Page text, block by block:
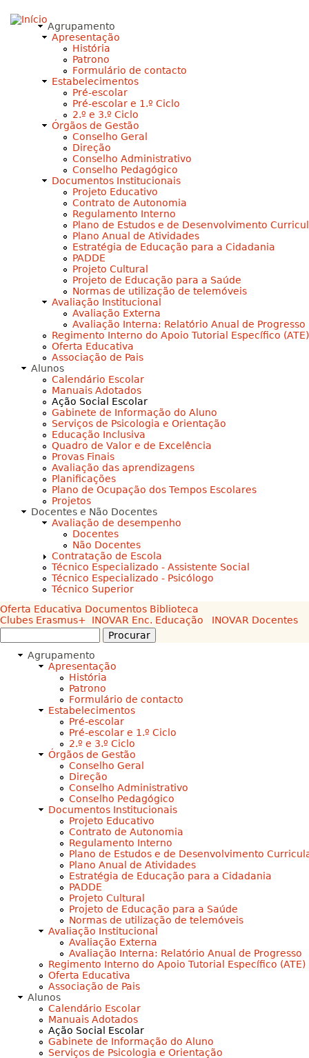
Agrupamento
Apresentação
História
Patrono
Formulário de contacto
Estabelecimentos
Pré-escolar
Pré-escolar e 1.º Ciclo
2.º e 3.º Ciclo
Órgãos de Gestão
Conselho Geral
Direção
Conselho Administrativo
Conselho Pedagógico
Documentos Institucionais
Projeto Educativo
Contrato de Autonomia
Regulamento Interno
Plano de Estudos e de Desenvolvimento
Plano Anual de Atividades
Estratégia de Educação para a Cidadania
PADDE
Projeto Cultural
Projeto de Educação para a Saúde
Normas de utilização de telemóveis
Avaliação Institucional
Avaliação Externa
Avaliação Interna: Relatório Anual de Progresso
Regimento Interno do Apoio Tutorial Específico (ATE)
Oferta Educativa
Associação de Pais
Alunos
Calendário Escolar
Manuais Adotados
Ação Social Escolar
Gabinete de Informação do Aluno
Serviços de Psicologia e Orientação
Educação Inclusiva
Quadro de Valor e de Excelência
Provas Finais
Avaliação das aprendizagens
Planificações
Plano de Ocupação dos Tempos Escolares
Projetos
Docentes e Não Docentes
Avaliação de desempenho
Docentes
Não Docentes
Contratação de Escola
Técnico Especializado - Assistente Social
Técnico Especializado - Psicólogo
Técnico Superior
Oferta Educativa Documentos Biblioteca
Clubes Erasmus+ INOVAR Enc. Educação INOVAR Docentes
Formulário
Agrupamento
Apresentação
História
Patrono
Formulário de contacto
Estabelecimentos
Pré-escolar
Pré-escolar e 1.º Ciclo
2.º e 3.º Ciclo
Órgãos de Gestão
Conselho Geral
Direção
Conselho Administrativo
Conselho Pedagógico
Documentos Institucionais
Projeto Educativo
Contrato de Autonomia
Regulamento Interno
Plano de Estudos e de Desenvolvimento
Plano Anual de Atividades
Estratégia de Educação para a Cidadania
PADDE
Projeto Cultural
Projeto de Educação para a Saúde
Normas de utilização de telemóveis
Avaliação Institucional
Avaliação Externa
Avaliação Interna: Relatório Anual de Progresso
Regimento Interno do Apoio Tutorial Específico (ATE)
Oferta Educativa
Associação de Pais
Alunos
Calendário Escolar
Manuais Adotados
Ação Social Escolar
Gabinete de Informação do Aluno
Serviços de Psicologia e Orientação